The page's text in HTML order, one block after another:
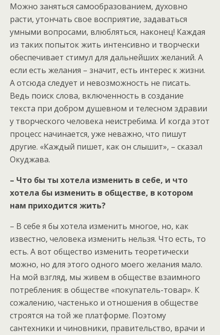
Можно заняться самообразованием, духовно
расти, утончать свое восприятие, задаваться
умными вопросами, влюбляться, наконец! Каждая
из таких попыток жить интенсивно и творчески
обеспечивает стимул для дальнейших желаний. А
если есть желания – значит, есть интерес к жизни.
А отсюда следует и невозможность не писать.
Ведь поиск слова, включенность в создание
текста при добром душевном и телесном здравии
у творческого человека неистребима. И когда этот
процесс начинается, уже неважно, что пишут
другие. «Каждый пишет, как он слышит», – сказал
Окуджава.
– Что бы ты хотела изменить в себе, и что
хотела бы изменить в обществе, в котором
нам приходится жить?
– В себе я бы хотела изменить многое, но, как
известно, человека изменить нельзя. Что есть, то
есть. А вот общество изменить теоретически
можно, но для этого одного моего желания мало.
На мой взгляд, мы живем в обществе взаимного
потребления: в обществе «покупатель-товар». К
сожалению, частенько и отношения в обществе
строятся на той же платформе. Поэтому
сантехники и чиновники, правительство, врачи и